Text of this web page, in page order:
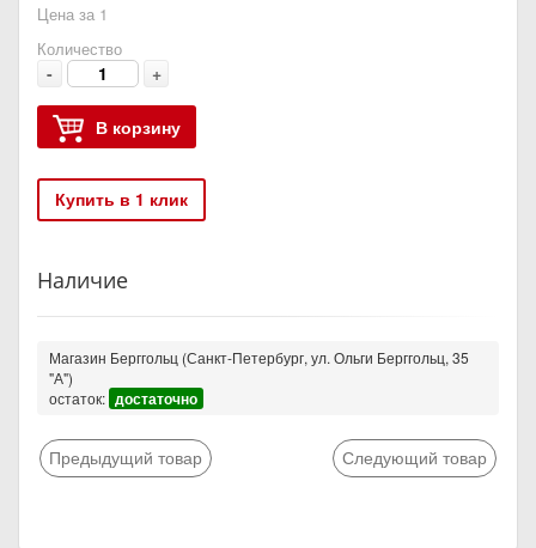
Цена за 1
Количество
- +
В корзину
Купить в 1 клик
Наличие
Магазин Берггольц (Санкт-Петербург, ул. Ольги Берггольц, 35
"А")
остаток: достаточно
Предыдущий товар Следующий товар